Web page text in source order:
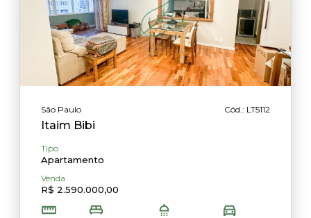
São Paulo Cód.: LT5112
Itaim Bibi
Tipo
Apartamento
Venda
R$ 2.590.000,00